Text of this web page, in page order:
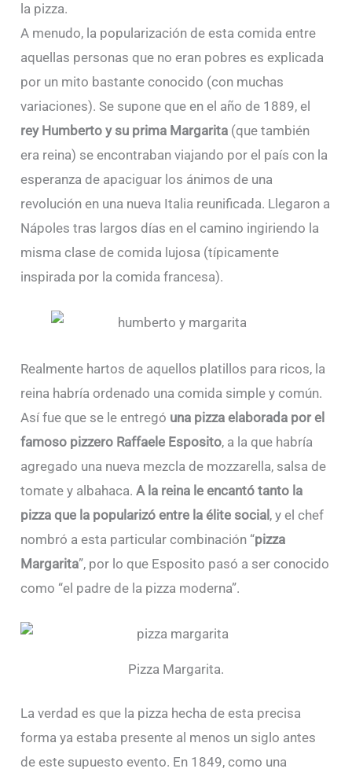
la pizza.
A menudo, la popularización de esta comida entre
aquellas personas que no eran pobres es explicada
por un mito bastante conocido (con muchas
variaciones). Se supone que en el año de 1889, el
rey Humberto y su prima Margarita (que también
era reina) se encontraban viajando por el país con la
esperanza de apaciguar los ánimos de una
revolución en una nueva Italia reunificada. Llegaron a
Nápoles tras largos días en el camino ingiriendo la
misma clase de comida lujosa (típicamente
inspirada por la comida francesa).
Realmente hartos de aquellos platillos para ricos, la
reina habría ordenado una comida simple y común.
Así fue que se le entregó una pizza elaborada por el
famoso pizzero Raffaele Esposito, a la que habría
agregado una nueva mezcla de mozzarella, salsa de
tomate y albahaca.A la reina le encantó tanto la
pizza que la popularizó entre la élite social, y el chef
nombró a esta particular combinación “pizza
Margarita”, por lo que Esposito pasó a ser conocido
como “el padre de la pizza moderna”.
Pizza Margarita.
La verdad es que la pizza hecha de esta precisa
forma ya estaba presente al menos un siglo antes
de este supuesto evento. En 1849, como una